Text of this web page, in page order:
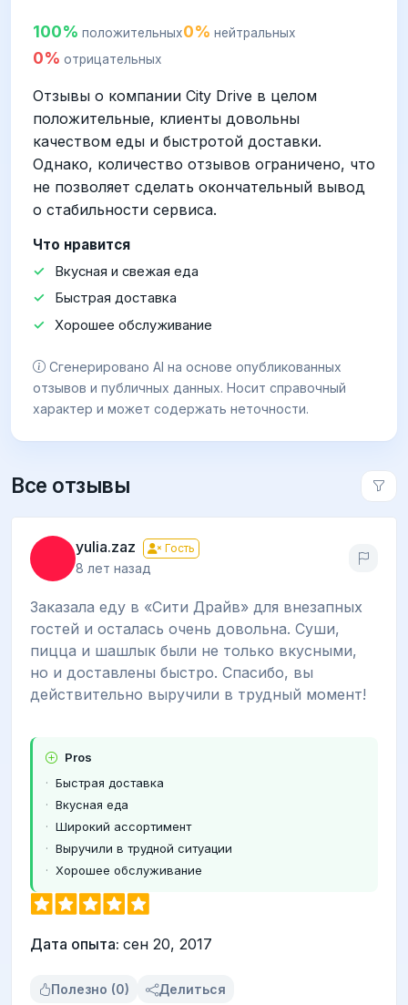
100% положительных0% нейтральных
0% отрицательных
Отзывы о компании City Drive в целом
положительные, клиенты довольны
качеством еды и быстротой доставки.
Однако, количество отзывов ограничено, что
не позволяет сделать окончательный вывод
о стабильности сервиса.
Что нравится
Вкусная и свежая еда
Быстрая доставка
Хорошее обслуживание
Сгенерировано AI на основе опубликованных
отзывов и публичных данных. Носит справочный
характер и может содержать неточности.
Все отзывы
yulia.zaz Гость
8 лет назад
Заказала еду в «Сити Драйв» для внезапных
гостей и осталась очень довольна. Суши,
пицца и шашлык были не только вкусными,
но и доставлены быстро. Спасибо, вы
действительно выручили в трудный момент!
Pros
Быстрая доставка
Вкусная еда
Широкий ассортимент
Выручили в трудной ситуации
Хорошее обслуживание
Дата опыта: сен 20, 2017
Полезно (0) Делиться